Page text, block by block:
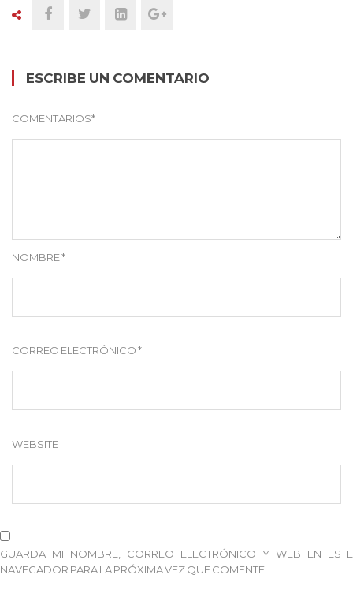
ESCRIBE UN COMENTARIO
COMENTARIOS*
NOMBRE*
CORREO ELECTRÓNICO*
WEBSITE
GUARDA MI NOMBRE, CORREO ELECTRÓNICO Y WEB EN ESTE
NAVEGADOR PARA LA PRÓXIMA VEZ QUE COMENTE.